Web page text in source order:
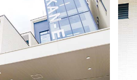
利用可能。消化率は100%を推奨
♪≫
保育園」という保育園があり、24
す！
すが、月～土までであれば学童
利用可能です。